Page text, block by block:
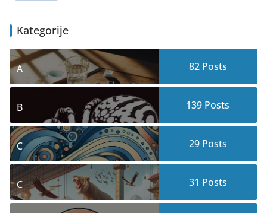
Kategorije
A 82Posts
B 139 Posts
C 29Posts
C 31 Posts